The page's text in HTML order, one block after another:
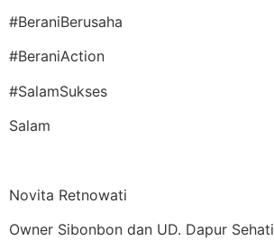
#BeraniBerusaha
#BeraniAction
#SalamSukses
Salam
Novita Retnowati
Owner Sibonbon dan UD. Dapur Sehati